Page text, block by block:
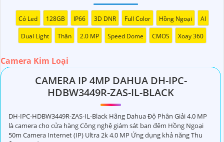
Đương quân hàng camera kim loại, em có một số gợi ý
dành cho bạn để chọn lựa một chiếc camera kim loại hoàn
Xác định nhu cầu sử dụng: Bạn cần xác định mục đích
sử dụng camera (giám sát nhà ở, văn phòng, cửa hàng,
hay bất động sản).
🎥2:Xem xét độ phân giải: Chọn camera kim loại có độ
Có Led 128GB IP66 3D DNR Full Color Hồng Ngoại AI
Dual Light Thân 2.0 MP Speed Dome CMOS Xoay 360
Camera Kim Loại
CAMERA IP 4MP DAHUA DH-IPC-
HDBW3449R-ZAS-IL-BLACK
DH-IPC-HDBW3449R-ZAS-IL-Black Hãng Dahua Độ Phân Giải 4.0 MP
là camera cho cửa hàng Công nghệ giám sát ban đêm Hồng Ngoại
50m Camera Internet (IP) Ultra 2k 4.0 MP Ứng dụng khả năng Thu